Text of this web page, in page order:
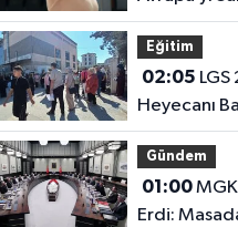
Madalyayı
Eğitim
02:05
Heyecanı
Şanlıurfa
Taban
Gündem
01:00MGK Toplantısı Sona
Erdi: